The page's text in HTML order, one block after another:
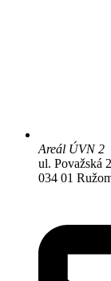
Areál ÚVN 2
ul. Považská
034 01